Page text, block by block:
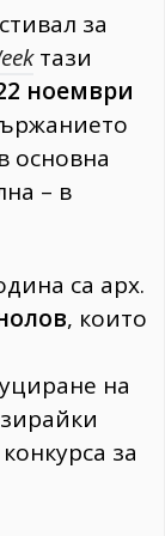
за
тази
ноември
основна
– в
са арх.
, които
на
за